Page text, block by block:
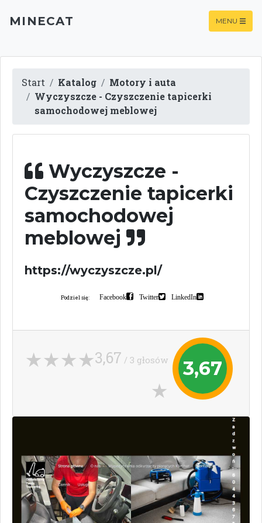
MINECAT MENU
Start Katalog
Motory i auta
Wyczyszcze - Czyszczenie tapicerki
samochodowej meblowej
Wyczyszcze -
Czyszczenie tapicerki
samochodowej
meblowej
https://wyczyszcze.pl/
Podziel się: Facebook Twitter LinkedIn
3,67
3,67 / 3 głosów